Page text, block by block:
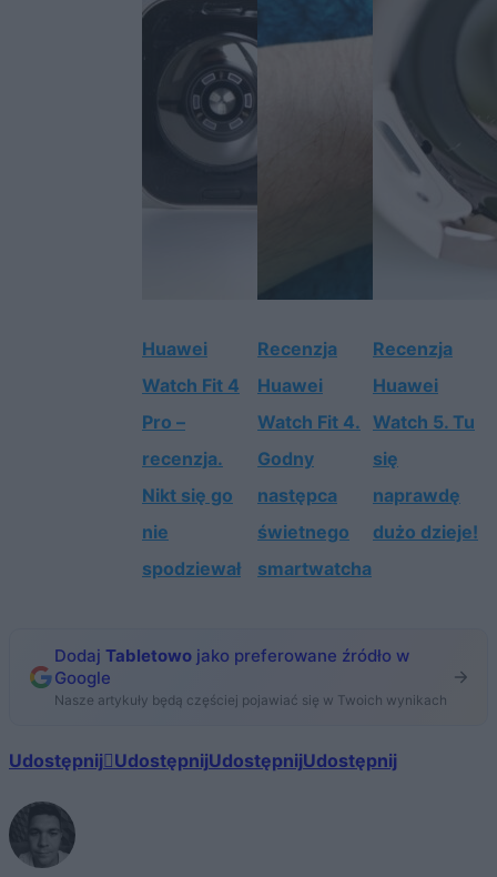
Huawei
Watch Fit 4
Pro –
recenzja.
Nikt się go
nie
spodziewał
Recenzja
Huawei
Watch Fit 4.
Godny
następca
świetnego
smartwatcha
Recenzja
Huawei
Watch 5. Tu
się
naprawdę
dużo dzieje!
Dodaj Tabletowo jako preferowane źródło w
Google
Nasze artykuły będą częściej pojawiać się w Twoich wynikach
Udostępnij UdostępnijUdostępnijUdostępnij